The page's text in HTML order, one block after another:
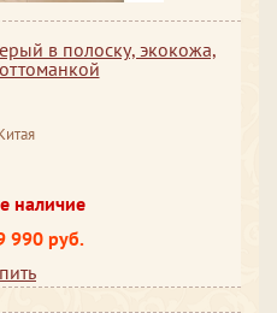
в полоску, экокожа,
наличие
990 руб.